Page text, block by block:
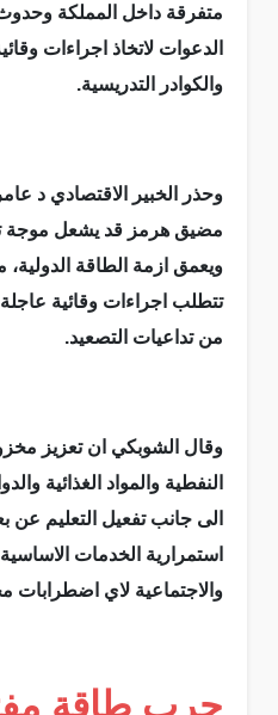
متفرقة داخل المملكة
الدعوات لاتخاذ اجراءات
والكوادر التدريسية.
وحذر الخبير الاقتصادي د
مضيق هرمز قد يشعل موجة
ويعمق ازمة الطاقة الدولية،
تتطلب اجراءات وقائية
من تداعيات التصعيد.
وقال الشوبكي ان تعزيز
النفطية والمواد الغذائية
الى جانب تفعيل التعليم عن
استمرارية الخدمات الاساسية
والاجتماعية لاي اضطرابات
حرب طاقة